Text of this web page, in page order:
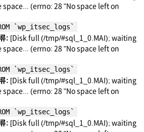
(errno: 28 "No space left on
`wp_itsec_logs`
: [Disk full (/tmp/#sql_1_0.MAI); waiting
(errno: 28 "No space left on
`wp_itsec_logs`
: [Disk full (/tmp/#sql_1_0.MAI); waiting
(errno: 28 "No space left on
`wp_itsec_logs`
: [Disk full (/tmp/#sql_1_0.MAI); waiting